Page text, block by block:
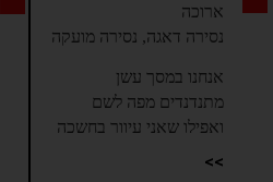
ארוכה
נסירה דאגה, נסירה מועקה
אנחנו במסך עשן
מתנדנדים מפה לשם
ואפילו שאני עיוור בחשכה
>>